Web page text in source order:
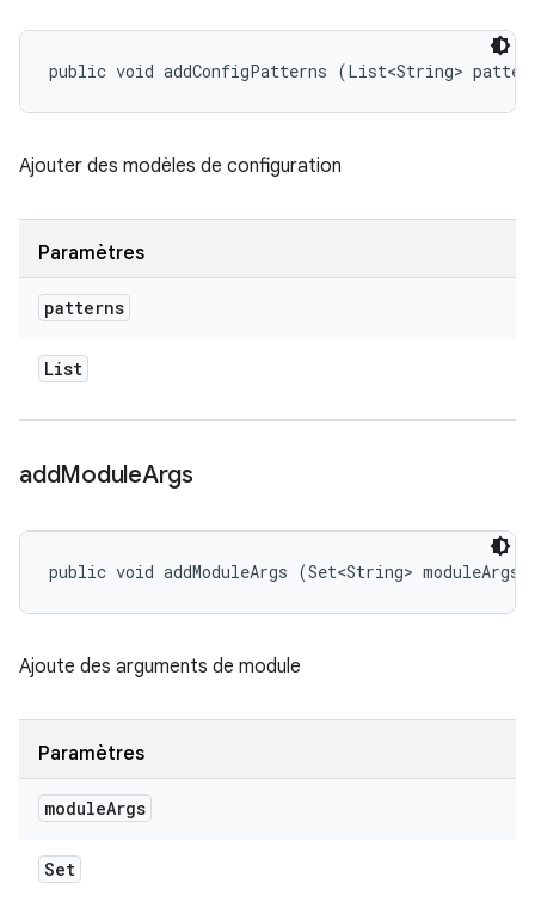
public void addConfigPatterns (List<String>
Ajouter des modèles de configuration
Paramètres
patterns
List
addModuleArgs
public void addModuleArgs (Set<String> moduleArgs)
Ajoute des arguments de module
Paramètres
moduleArgs
Set